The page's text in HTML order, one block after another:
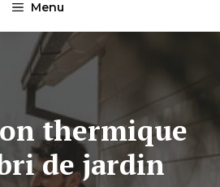
Menu
thermique
de jardin